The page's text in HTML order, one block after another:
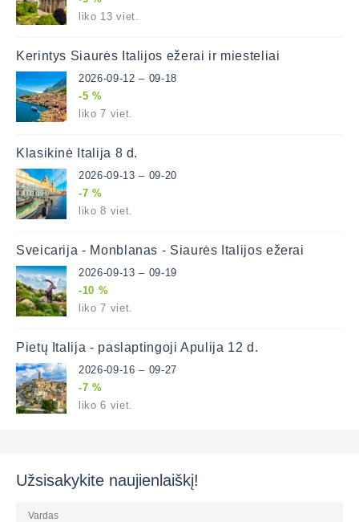
liko 13 viet.
Kerintys Šiaurės Italijos ežerai ir miesteliai
2026-09-12 – 09-18
-5 %
liko 7 viet.
Klasikinė Italija 8 d.
2026-09-13 – 09-20
-7 %
liko 8 viet.
Šveicarija - Monblanas - Šiaurės Italijos ežerai
2026-09-13 – 09-19
-10 %
liko 7 viet.
Pietų Italija - paslaptingoji Apulija 12 d.
2026-09-16 – 09-27
-7 %
liko 6 viet.
Užsisakykite naujienlaiškį!